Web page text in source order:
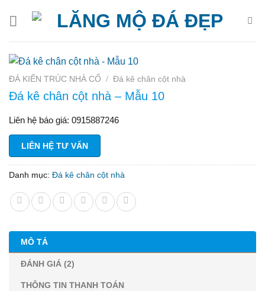
ĐÁ KIẾN TRÚC NHÀ CỔ / Đá kê chân cột nhà
Đá kê chân cột nhà – Mẫu 10
Liên hệ báo giá: 0915887246
LIÊN HỆ TƯ VẤN
Danh mục: Đá kê chân cột nhà
MÔ TẢ
ĐÁNH GIÁ (2)
THÔNG TIN THANH TOÁN